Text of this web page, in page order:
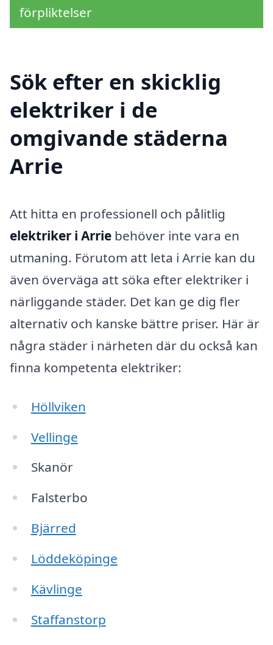
förpliktelser
Sök efter en skicklig
elektriker i de
omgivande städerna
Arrie
Att hitta en professionell och pålitlig
elektriker i Arrie behöver inte vara en
utmaning. Förutom att leta i Arrie kan du
även överväga att söka efter elektriker i
närliggande städer. Det kan ge dig fler
alternativ och kanske bättre priser. Här är
några städer i närheten där du också kan
finna kompetenta elektriker:
Höllviken
Vellinge
Skanör
Falsterbo
Bjärred
Löddeköpinge
Kävlinge
Staffanstorp